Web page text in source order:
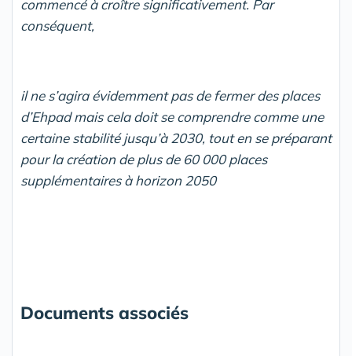
commencé à croître significativement. Par
conséquent,
il ne s’agira évidemment pas de fermer des places
d’Ehpad mais cela doit se comprendre comme une
certaine stabilité jusqu’à 2030, tout en se préparant
pour la création de plus de 60 000 places
supplémentaires à horizon 2050
Documents associés